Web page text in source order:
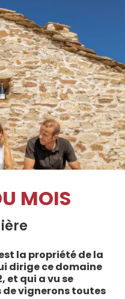
MOIS
la propriété de la
dirige ce domaine
et qui a vu se
vignerons toutes